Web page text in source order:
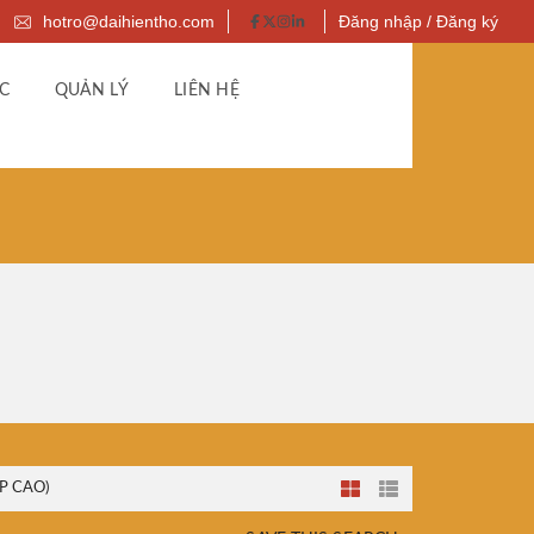
hotro@daihientho.com Đăng nhập / Đăng ký
QUẢN LÝ LIÊN HỆ
CAO)